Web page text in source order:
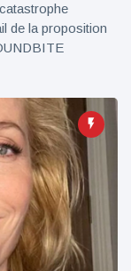
de la proposition